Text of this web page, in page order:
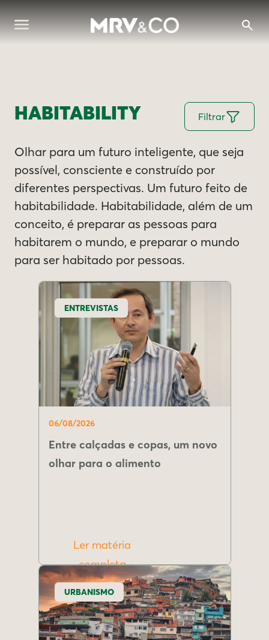
HABITABILITY Filtrar
Olhar para um futuro inteligente, que seja
possível, consciente e construído por
diferentes perspectivas. Um futuro feito de
habitabilidade. Habitabilidade, além de um
conceito, é preparar as pessoas para
habitarem o mundo, e preparar o mundo
para ser habitado por pessoas.
ENTREVISTAS
06/08/2026
Entre calçadas e copas, um novo
olhar para o alimento
Ler matéria
completa
URBANISMO